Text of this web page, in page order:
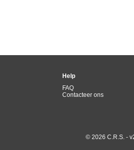
Help
FAQ
Contacteer ons
© 2026 C.R.S. -